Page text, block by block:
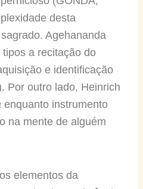
desta
Agehananda
a recitação do
e identificação
Por outro lado, Heinrich
enquanto instrumento
na mente de alguém
elementos da